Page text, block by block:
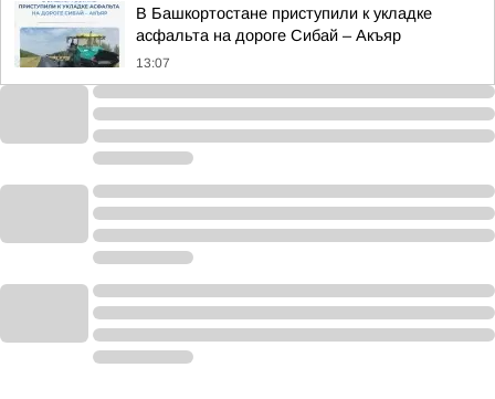
В Башкортостане приступили к укладке
асфальта на дороге Сибай – Акъяр
13:07